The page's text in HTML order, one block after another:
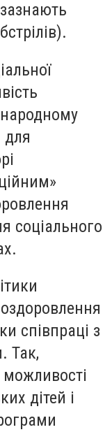
для
соціального
співпраці з
Так,
дітей і